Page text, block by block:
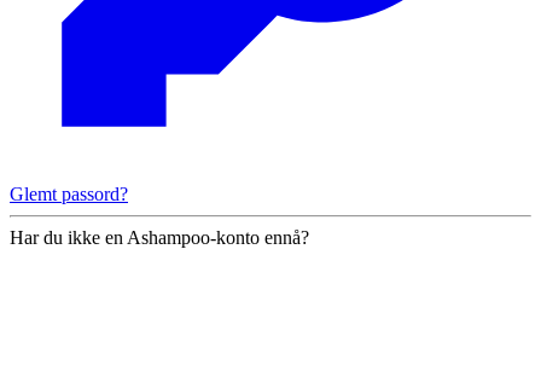
Glemt passord?
Har du ikke en Ashampoo-konto ennå?